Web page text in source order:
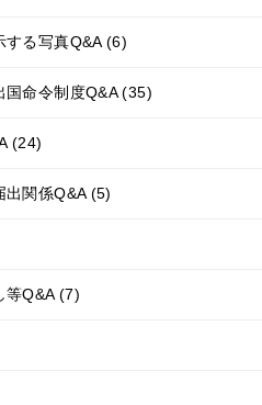
する写真Q&A (6)
国命令制度Q&A (35)
(24)
出関係Q&A (5)
等Q&A (7)